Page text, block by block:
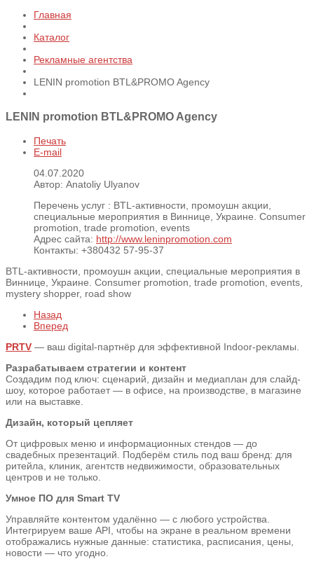
Главная
Каталог
Рекламные агентства
LENIN promotion BTL&PROMO Agency
LENIN promotion BTL&PROMO Agency
Печать
E-mail
04.07.2020
Автор: Anatoliy Ulyanov
Перечень услуг : BTL-активности, промоушн акции,
специальные мероприятия в Виннице, Украине. Consumer
promotion, trade promotion, events
Адрес сайта: http://www.leninpromotion.com
Контакты: +380432 57-95-37
BTL-активности, промоушн акции, специальные мероприятия в
Виннице, Украине. Consumer promotion, trade promotion, events,
mystery shopper, road show
Назад
Вперед
PRTV — ваш digital-партнёр для эффективной Indoor-рекламы.
Разрабатываем стратегии и контент
Создадим под ключ: сценарий, дизайн и медиаплан для слайд-
шоу, которое работает — в офисе, на производстве, в магазине
или на выставке.
Дизайн, который цепляет
От цифровых меню и информационных стендов — до
свадебных презентаций. Подберём стиль под ваш бренд: для
ритейла, клиник, агентств недвижимости, образовательных
центров и не только.
Умное ПО для Smart TV
Управляйте контентом удалённо — с любого устройства.
Интегрируем ваше API, чтобы на экране в реальном времени
отображались нужные данные: статистика, расписания, цены,
новости — что угодно.